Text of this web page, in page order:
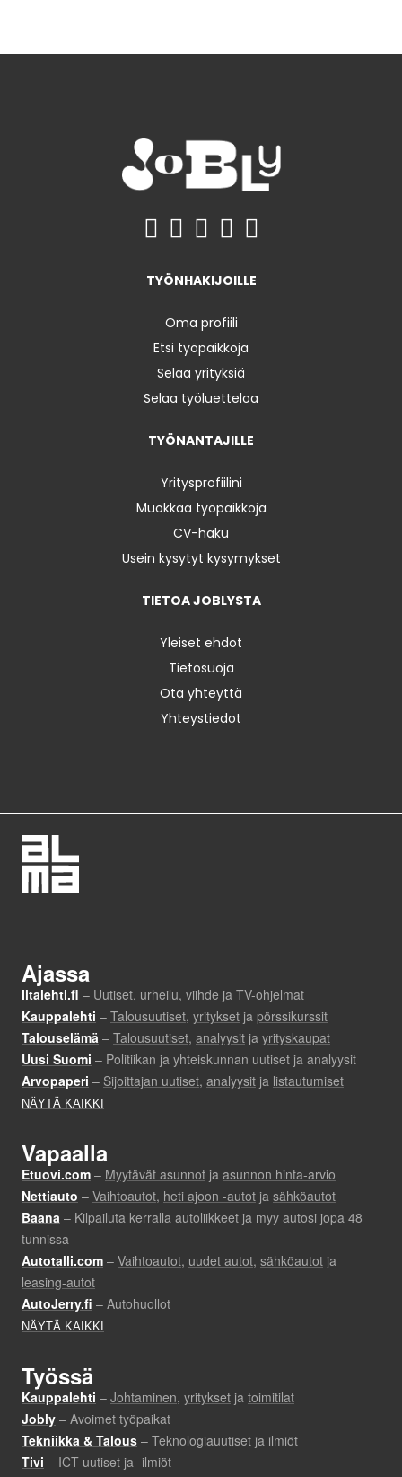
TYÖNHAKIJOILLE
Oma profiili
Etsi työpaikkoja
Selaa yrityksiä
Selaa työluetteloa
TYÖNANTAJILLE
Yritysprofiilini
Muokkaa työpaikkoja
CV-haku
Usein kysytyt kysymykset
TIETOA JOBLYSTA
Yleiset ehdot
Tietosuoja
Ota yhteyttä
Yhteystiedot